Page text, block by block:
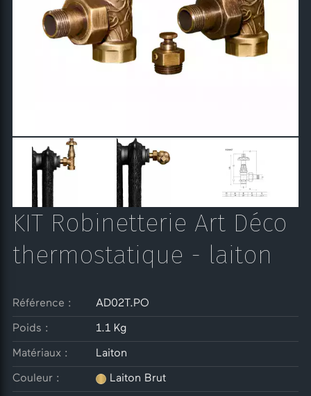
KIT Robinetterie Art Déco
thermostatique - laiton
Référence : AD02T.PO
Poids : 1.1 Kg
Matériaux : Laiton
Couleur : Laiton Brut